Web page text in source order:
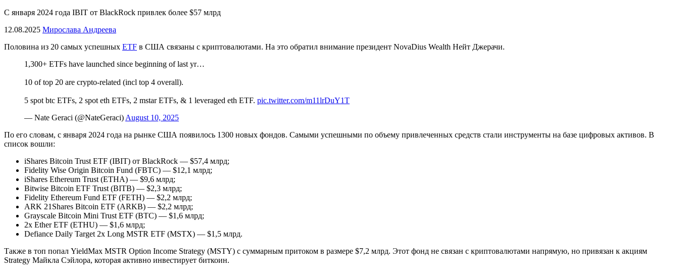
С января 2024 года IBIT от BlackRock привлек более $57 млрд
12.08.2025 Мирослава Андреева
Половина из 20 самых успешных ETF в США связаны с криптовалютами. На это обратил внимание президент NovaDius Wealth Нейт Джерачи.
1,300+ ETFs have launched since beginning of last yr…
10 of top 20 are crypto-related (incl top 4 overall).
5 spot btc ETFs, 2 spot eth ETFs, 2 mstar ETFs, & 1 leveraged eth ETF. pic.twitter.com/m11lrDuY1T
— Nate Geraci (@NateGeraci) August 10, 2025
По его словам, с января 2024 года на рынке США появилось 1300 новых фондов. Самыми успешными по объему привлеченных средств стали инструменты на базе цифровых активов. В
список вошли:
iShares Bitcoin Trust ETF (IBIT) от BlackRock — $57,4 млрд;
Fidelity Wise Origin Bitcoin Fund (FBTC) — $12,1 млрд;
iShares Ethereum Trust (ETHA) — $9,6 млрд;
Bitwise Bitcoin ETF Trust (BITB) — $2,3 млрд;
Fidelity Ethereum Fund ETF (FETH) — $2,2 млрд;
ARK 21Shares Bitcoin ETF (ARKB) — $2,2 млрд;
Grayscale Bitcoin Mini Trust ETF (BTC) — $1,6 млрд;
2x Ether ETF (ETHU) — $1,6 млрд;
Defiance Daily Target 2x Long MSTR ETF (MSTX) — $1,5 млрд.
Также в топ попал YieldMax MSTR Option Income Strategy (MSTY) с суммарным притоком в размере $7,2 млрд. Этот фонд не связан с криптовалютами напрямую, но привязан к акциям
Strategy Майкла Сэйлора, которая активно инвестирует биткоин.